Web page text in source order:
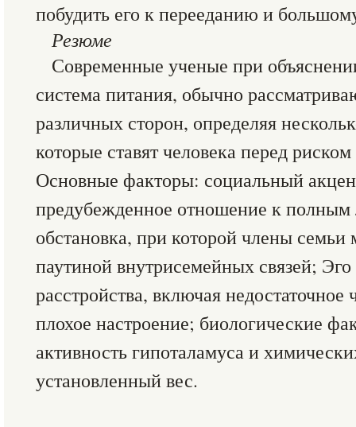
побудить его к перееданию и
Резюме
Современные ученые при
система питания, обычно
различных сторон, определяя
которые ставят человека перед
Основные факторы: социальный
предубежденное отношение к
обстановка, при которой члены семьи
паутиной внутрисемейных связей;
расстройства, включая недостаточное
плохое настроение; биологические
активность гипоталамуса и
установленный вес.